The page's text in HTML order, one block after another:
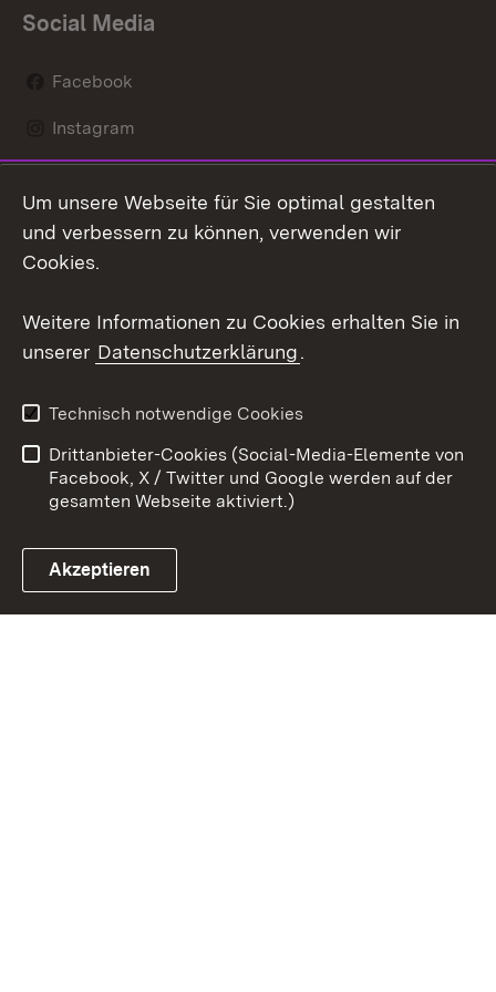
Social Media
Facebook
Instagram
Mastodon
Youtube
Link zum Landesportal
Kontakt
Datenschutz
Barrierefreiheit
Impressum Cookies
Um unsere Webseite für Sie optimal gestalten
und verbessern zu können, verwenden wir
Cookies.
Weitere Informationen zu Cookies erhalten Sie in
unserer Datenschutzerklärung.
Technisch notwendige Cookies
Drittanbieter-Cookies (Social-Media-Elemente von
Facebook, X / Twitter und Google werden auf der
gesamten Webseite aktiviert.)
Akzeptieren